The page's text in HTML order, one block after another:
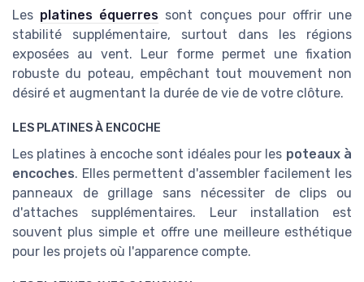
Les platines équerres sont conçues pour offrir une
stabilité supplémentaire, surtout dans les régions
exposées au vent. Leur forme permet une fixation
robuste du poteau, empêchant tout mouvement non
désiré et augmentant la durée de vie de votre clôture.
LES PLATINES À ENCOCHE
Les platines à encoche sont idéales pour les poteaux à
encoches. Elles permettent d'assembler facilement les
panneaux de grillage sans nécessiter de clips ou
d'attaches supplémentaires. Leur installation est
souvent plus simple et offre une meilleure esthétique
pour les projets où l'apparence compte.